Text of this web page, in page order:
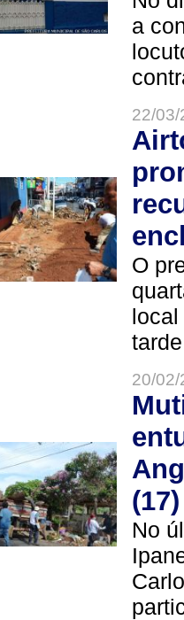
a
22/
O
20/
(17)
No